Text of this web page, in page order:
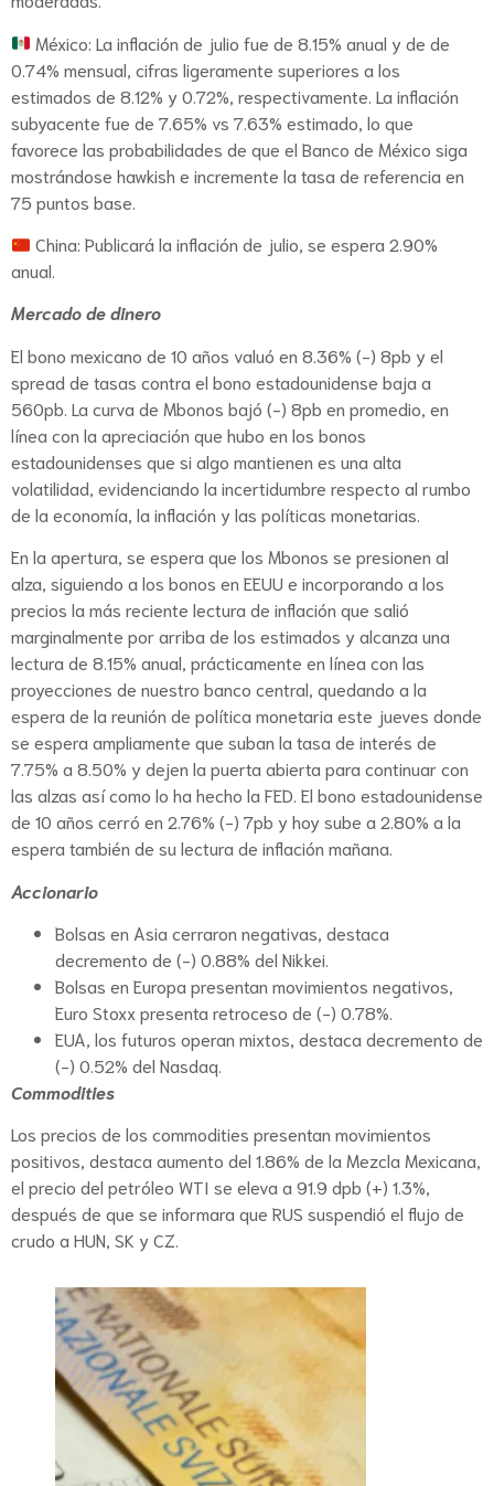
México: La inflación de julio fue de 8.15% anual y de de
0.74% mensual, cifras ligeramente superiores a los
estimados de 8.12% y 0.72%, respectivamente. La inflación
subyacente fue de 7.65% vs 7.63% estimado, lo que
favorece las probabilidades de que el Banco de México siga
mostrándose hawkish e incremente la tasa de referencia en
75 puntos base.
China: Publicará la inflación de julio, se espera 2.90%
anual.
Mercado de dinero
El bono mexicano de 10 años valuó en 8.36% (-) 8pb y el
spread de tasas contra el bono estadounidense baja a
560pb. La curva de Mbonos bajó (-) 8pb en promedio, en
línea con la apreciación que hubo en los bonos
estadounidenses que si algo mantienen es una alta
volatilidad, evidenciando la incertidumbre respecto al rumbo
de la economía, la inflación y las políticas monetarias.
En la apertura, se espera que los Mbonos se presionen al
alza, siguiendo a los bonos en EEUU e incorporando a los
precios la más reciente lectura de inflación que salió
marginalmente por arriba de los estimados y alcanza una
lectura de 8.15% anual, prácticamente en línea con las
proyecciones de nuestro banco central, quedando a la
espera de la reunión de política monetaria este jueves donde
se espera ampliamente que suban la tasa de interés de
7.75% a 8.50% y dejen la puerta abierta para continuar con
las alzas así como lo ha hecho la FED. El bono estadounidense
de 10 años cerró en 2.76% (-) 7pb y hoy sube a 2.80% a la
espera también de su lectura de inflación mañana.
Accionario
Bolsas en Asia cerraron negativas, destaca
decremento de (-) 0.88% del Nikkei.
Bolsas en Europa presentan movimientos negativos,
Euro Stoxx presenta retroceso de (-) 0.78%.
EUA, los futuros operan mixtos, destaca decremento de
(-) 0.52% del Nasdaq.
Commodities
Los precios de los commodities presentan movimientos
positivos, destaca aumento del 1.86% de la Mezcla Mexicana,
el precio del petróleo WTI se eleva a 91.9 dpb (+) 1.3%,
después de que se informara que RUS suspendió el flujo de
crudo a HUN, SK y CZ.